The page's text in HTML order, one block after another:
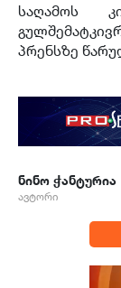
საღამოს
პრენსზე
ნინო ჭანტურია
ავტორი